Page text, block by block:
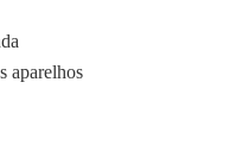
aparelhos